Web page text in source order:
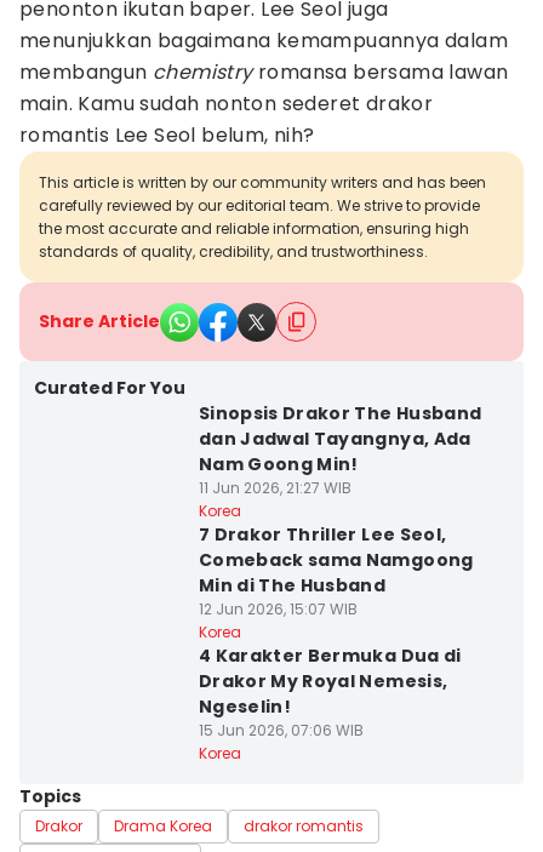
penonton ikutan baper. Lee Seol juga
menunjukkan bagaimana kemampuannya dalam
membangun chemistryromansa bersama lawan
main. Kamu sudah nonton sederet drakor
romantis Lee Seol belum, nih?
This article is written by our community writers and has been
carefully reviewed by our editorial team. We strive to provide
the most accurate and reliable information, ensuring high
standards of quality, credibility, and trustworthiness.
Share Article
Curated For You
Sinopsis Drakor The Husband
dan Jadwal Tayangnya, Ada
Nam Goong Min!
11 Jun 2026, 21:27 WIB
Korea
7 Drakor Thriller Lee Seol,
Comeback sama Namgoong
Min di The Husband
12 Jun 2026, 15:07 WIB
Korea
4 Karakter Bermuka Dua di
Drakor My Royal Nemesis,
Ngeselin!
15 Jun 2026, 07:06 WIB
Korea
Topics
Drakor Drama Korea
drakor romantis